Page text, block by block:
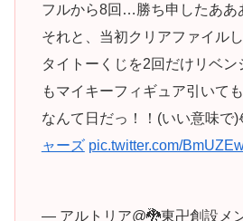
フルから8回…勝ち申したああ
それと、当初クリアファイル
タイトーくじを2回だけリベ
もマイキーフィギュア引いて
なんて日だっ！！(いい意味で
ャーズ pic.twitter.com/
— アルトリア@🐉東卍創設メ